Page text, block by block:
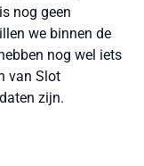
nog geen
we binnen de
nog wel iets
van Slot
zijn.